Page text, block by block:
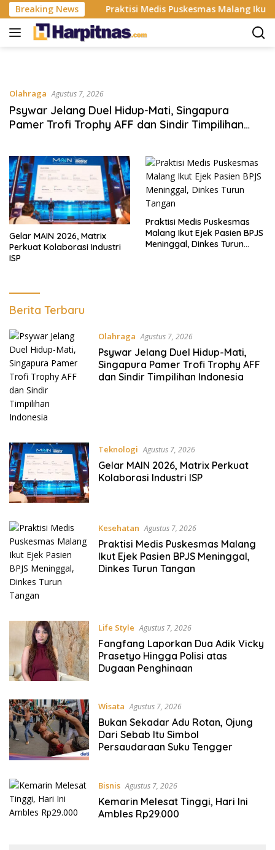
Langsung
ke
konten
Breaking News
ISP Praktisi Medis Puskesmas Malang Ikut
Olahraga Agustus 7, 2026
Psywar Jelang Duel Hidup-Mati, Singapura
Pamer Trofi Trophy AFF dan Sindir Timpilihan
Gelar MAIN 2026, Matrix
Perkuat Kolaborasi Industri
ISP
Praktisi Medis Puskesmas
Malang Ikut Ejek Pasien BPJS
Meninggal, Dinkes Turun
Harpitnas
Berita Terbaru
Olahraga Agustus 7, 2026
Psywar Jelang Duel Hidup-Mati,
Singapura Pamer Trofi Trophy AFF
dan Sindir Timpilihan Indonesia
Teknologi Agustus 7, 2026
Gelar MAIN 2026, Matrix Perkuat
Kolaborasi Industri ISP
Kesehatan Agustus 7, 2026
Praktisi Medis Puskesmas Malang
Ikut Ejek Pasien BPJS Meninggal,
Dinkes Turun Tangan
Life Style Agustus 7, 2026
Fangfang Laporkan Dua Adik Vicky
Prasetyo Hingga Polisi atas
Dugaan Penghinaan
Wisata Agustus 7, 2026
Bukan Sekadar Adu Rotan, Ojung
Dari Sebab Itu Simbol
Persaudaraan Suku Tengger
Bisnis Agustus 7, 2026
Kemarin Melesat Tinggi, Hari Ini
Ambles Rp29.000